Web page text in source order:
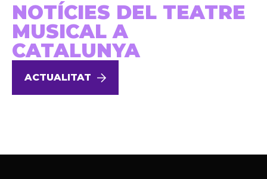
NOTÍCIES DEL TEATRE
MUSICAL A
CATALUNYA
ACTUALITAT